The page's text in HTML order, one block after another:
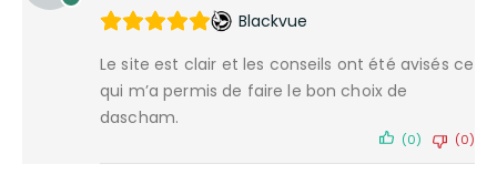
Blackvue
Le site est clair et les conseils ont été avisés ce
qui m’a permis de faire le bon choix de
dascham.
(0) (0)